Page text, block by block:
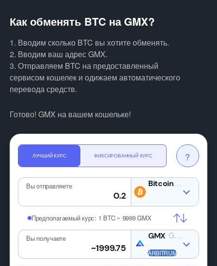
Как обменять BTC на GMX?
1. Вводим сколько BTC вы хотите обменять.
2. Вводим ваш адрес GMX.
3. Отправляем BTC на предоставленный
сервисом кошелек и одижаем автоматического
перевода средств.
Готово! GMX на вашем кошельке!
ЛУЧШИЙ КУРС ФИКСИРОВАННЫЙ КУРС ?
Вы отправляете BTC
Предполагаемый курс: 1 BTC ~ 9999 GMX
Вы получаете GMX